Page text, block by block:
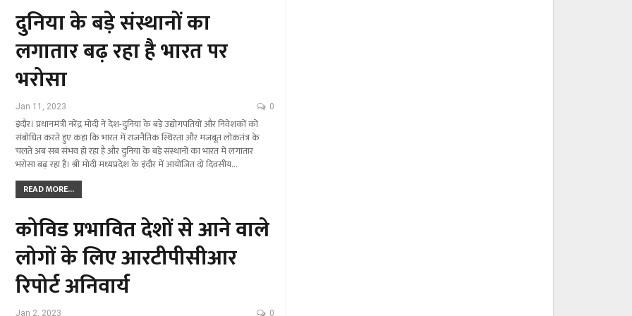
दुनिया के बड़े संस्थानों का
लगातार बढ़ रहा है भारत पर
भरोसा
Jan 11, 2023 0
इंदौर। प्रधानमंत्री नरेंद्र मोदी ने देश-दुनिया के बड़े उद्योगपतियों और निवेशकों को
संबोधित करते हुए कहा कि भारत में राजनैतिक स्थिरता और मजबूत लोकतंत्र के
चलते अब सब संभव हो रहा है और दुनिया के बड़े संस्थानों का भारत में लगातार
भरोसा बढ़ रहा है। श्री मोदी मध्यप्रदेश के इंदौर में आयोजित दो दिवसीय…
READ MORE...
कोविड प्रभावित देशों से आने वाले
लोगों के लिए आरटीपीसीआर
रिपोर्ट अनिवार्य
Jan 2, 2023 0